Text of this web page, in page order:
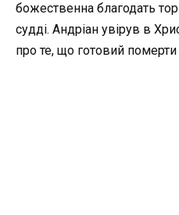
божественна благодать
судді. Андріан увірув в
про те, що готовий померти